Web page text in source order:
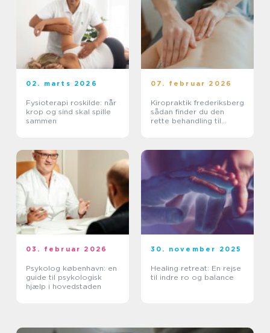
02. marts 2026
Fysioterapi roskilde: når
krop og sind skal spille
sammen
07. februar 2026
Kiropraktik frederiksberg
sådan finder du den
rette behandling til
03. februar 2026
Psykolog københavn: en
guide til psykologisk
hjælp i hovedstaden
30. november 2025
Healing retreat: En rejse
til indre ro og balance